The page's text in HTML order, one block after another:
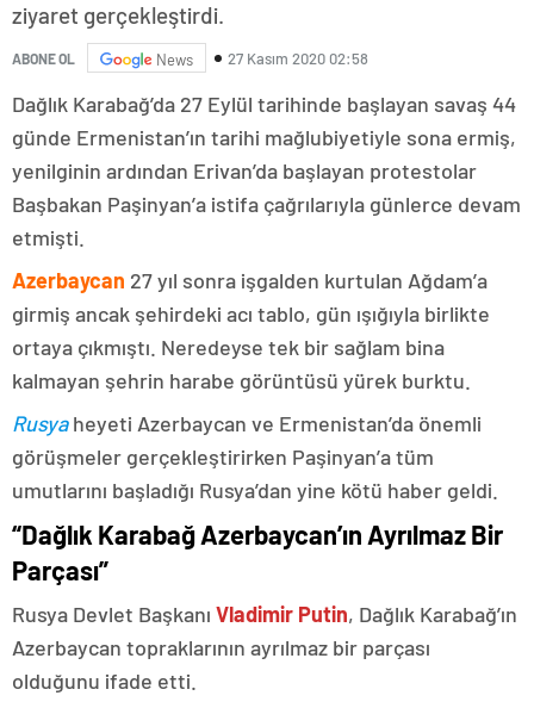
ziyaret gerçekleştirdi.
ABONE OL News 27 Kasım 2020 02:58
Dağlık Karabağ’da 27 Eylül tarihinde başlayan savaş 44
günde Ermenistan’ın tarihi mağlubiyetiyle sona ermiş,
yenilginin ardından Erivan’da başlayan protestolar
Başbakan Paşinyan’a istifa çağrılarıyla günlerce devam
etmişti.
Azerbaycan 27 yıl sonra işgalden kurtulan Ağdam’a
girmiş ancak şehirdeki acı tablo, gün ışığıyla birlikte
ortaya çıkmıştı. Neredeyse tek bir sağlam bina
kalmayan şehrin harabe görüntüsü yürek burktu.
Rusyaheyeti Azerbaycan ve Ermenistan’da önemli
görüşmeler gerçekleştirirken Paşinyan’a tüm
umutlarını başladığı Rusya’dan yine kötü haber geldi.
“Dağlık Karabağ Azerbaycan’ın Ayrılmaz Bir
Parçası”
Rusya Devlet Başkanı Vladimir Putin, Dağlık Karabağ’ın
Azerbaycan topraklarının ayrılmaz bir parçası
olduğunu ifade etti.